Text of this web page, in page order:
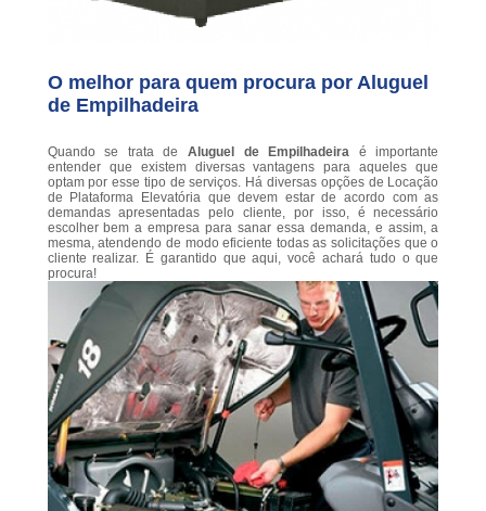
O melhor para quem procura por Aluguel
de Empilhadeira
Quando se trata de Aluguel de Empilhadeira é importante
entender que existem diversas vantagens para aqueles que
optam por esse tipo de serviços. Há diversas opções de Locação
de Plataforma Elevatória que devem estar de acordo com as
demandas apresentadas pelo cliente, por isso, é necessário
escolher bem a empresa para sanar essa demanda, e assim, a
mesma, atendendo de modo eficiente todas as solicitações que o
cliente realizar. É garantido que aqui, você achará tudo o que
procura!